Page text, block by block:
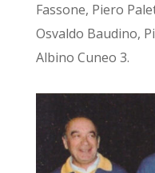
Fassone, Piero
Osvaldo Baudino,
Albino Cuneo 3.